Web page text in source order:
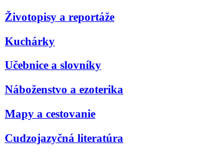
Životopisy a reportáže
Kuchárky
Učebnice a slovníky
Náboženstvo a ezoterika
Mapy a cestovanie
Cudzojazyčná literatúra